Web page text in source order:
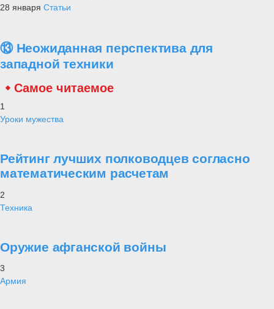
28 января Статьи
⑬ Неожиданная перспектива для
западной техники
Самое читаемое
1
Уроки мужества
Рейтинг лучших полководцев согласно
математическим расчетам
2
Техника
Оружие афганской войны
3
Армия